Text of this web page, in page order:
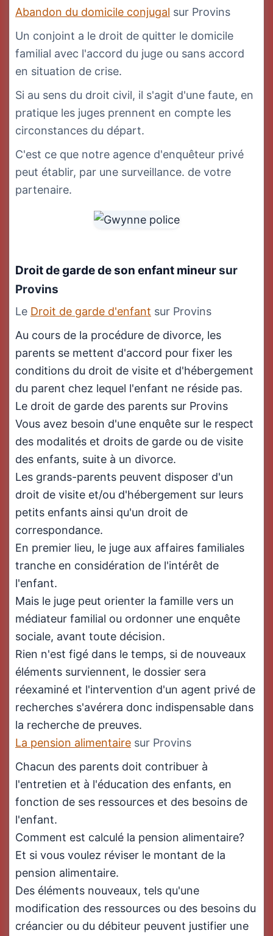
Abandon du domicile conjugal sur Provins
Un conjoint a le droit de quitter le domicile
familial avec l'accord du juge ou sans accord
en situation de crise.
Si au sens du droit civil, il s'agit d'une faute, en
pratique les juges prennent en compte les
circonstances du départ.
C'est ce que notre agence d'enquêteur privé
peut établir, par une surveillance. de votre
partenaire.
Droit de garde de son enfant mineursur
Provins
Le Droit de garde d'enfant sur Provins
Au cours de la procédure de divorce, les
parents se mettent d'accord pour fixer les
conditions du droit de visite et d'hébergement
du parent chez lequel l'enfant ne réside pas.
Le droit de garde des parents sur Provins
Vous avez besoin d'une enquête sur le respect
des modalités et droits de garde ou de visite
des enfants, suite à un divorce.
Les grands-parents peuvent disposer d'un
droit de visite et/ou d'hébergement sur leurs
petits enfants ainsi qu'un droit de
correspondance.
En premier lieu, le juge aux affaires familiales
tranche en considération de l'intérêt de
l'enfant.
Mais le juge peut orienter la famille vers un
médiateur familial ou ordonner une enquête
sociale, avant toute décision.
Rien n'est figé dans le temps, si de nouveaux
éléments surviennent, le dossier sera
réexaminé et l'intervention d'un agent privé de
recherches s'avérera donc indispensable dans
la recherche de preuves.
La pension alimentaire sur Provins
Chacun des parents doit contribuer à
l'entretien et à l'éducation des enfants, en
fonction de ses ressources et des besoins de
l'enfant.
Comment est calculé la pension alimentaire?
Et si vous voulez réviser le montant de la
pension alimentaire.
Des éléments nouveaux, tels qu'une
modification des ressources ou des besoins du
créancier ou du débiteur peuvent justifier une